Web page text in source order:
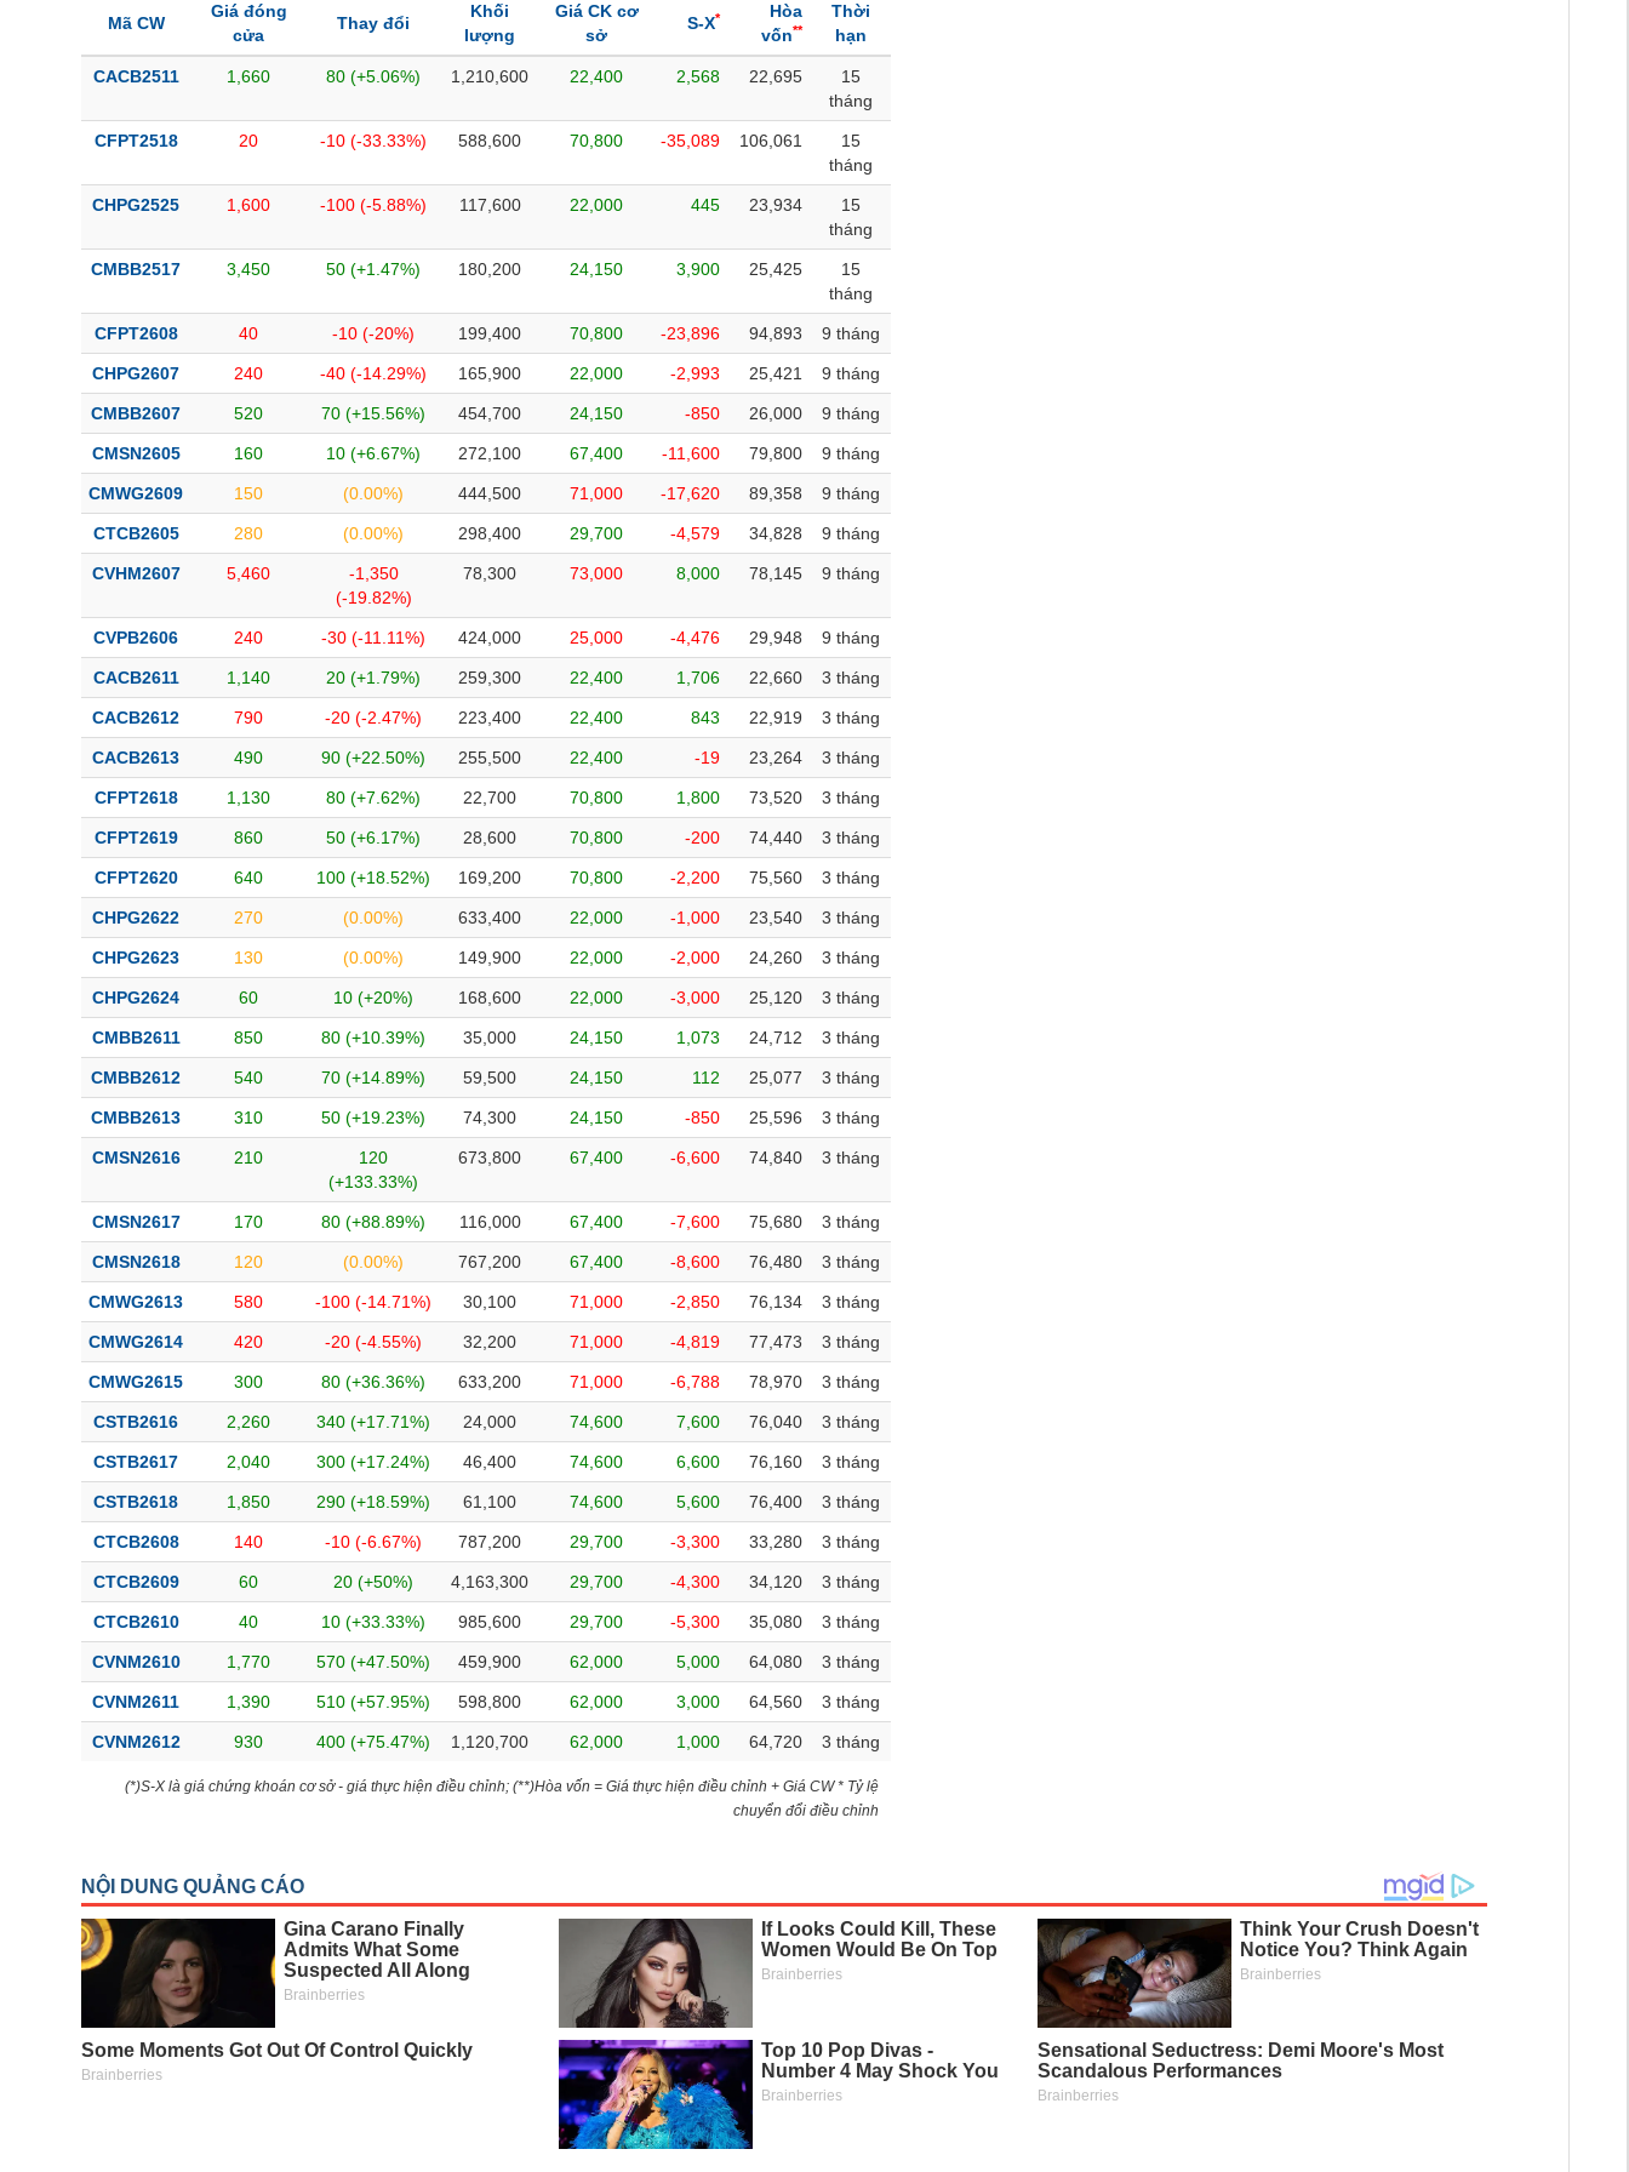
Mã CW
Giá đóng
cửa
Thay đổi
Khối
lượng
Giá CK cơ
sở
S-X*
Hòa
vốn**
Thời
hạn
CACB2511 1,660 80 (+5.06%) 1,210,600 22,400 2,568 22,695
15
tháng
CFPT2518 20 -10 (-33.33%) 588,600 70,800 -35,089 106,061
15
tháng
CHPG2525 1,600 -100 (-5.88%) 117,600 22,000 445 23,934
15
tháng
CMBB2517 3,450 50 (+1.47%) 180,200 24,150 3,900 25,425
15
tháng
CFPT2608 40 -10 (-20%) 199,400 70,800 -23,896 94,893 9 tháng
CHPG2607 240 -40 (-14.29%) 165,900 22,000 -2,993 25,421 9 tháng
CMBB2607 520 70 (+15.56%) 454,700 24,150 -850 26,000 9 tháng
CMSN2605 160 10 (+6.67%) 272,100 67,400 -11,600 79,800 9 tháng
CMWG2609 150 (0.00%) 444,500 71,000 -17,620 89,358 9 tháng
CTCB2605 280 (0.00%) 298,400 29,700 -4,579 34,828 9 tháng
CVHM2607 5,460
-1,350
(-19.82%)
78,300 73,000 8,000 78,145 9 tháng
CVPB2606 240 -30 (-11.11%) 424,000 25,000 -4,476 29,948 9 tháng
CACB2611 1,140 20 (+1.79%) 259,300 22,400 1,706 22,660 3 tháng
CACB2612 790 -20 (-2.47%) 223,400 22,400 843 22,919 3 tháng
CACB2613 490 90 (+22.50%) 255,500 22,400 -19 23,264 3 tháng
CFPT2618 1,130 80 (+7.62%) 22,700 70,800 1,800 73,520 3 tháng
CFPT2619 860 50 (+6.17%) 28,600 70,800 -200 74,440 3 tháng
CFPT2620 640 100 (+18.52%) 169,200 70,800 -2,200 75,560 3 tháng
CHPG2622 270 (0.00%) 633,400 22,000 -1,000 23,540 3 tháng
CHPG2623 130 (0.00%) 149,900 22,000 -2,000 24,260 3 tháng
CHPG2624 60 10 (+20%) 168,600 22,000 -3,000 25,120 3 tháng
CMBB2611 850 80 (+10.39%) 35,000 24,150 1,073 24,712 3 tháng
CMBB2612 540 70 (+14.89%) 59,500 24,150 112 25,077 3 tháng
CMBB2613 310 50 (+19.23%) 74,300 24,150 -850 25,596 3 tháng
CMSN2616 210
120
(+133.33%)
673,800 67,400 -6,600 74,840 3 tháng
CMSN2617 170 80 (+88.89%) 116,000 67,400 -7,600 75,680 3 tháng
CMSN2618 120 (0.00%) 767,200 67,400 -8,600 76,480 3 tháng
CMWG2613 580 -100 (-14.71%) 30,100 71,000 -2,850 76,134 3 tháng
CMWG2614 420 -20 (-4.55%) 32,200 71,000 -4,819 77,473 3 tháng
CMWG2615 300 80 (+36.36%) 633,200 71,000 -6,788 78,970 3 tháng
CSTB2616 2,260 340 (+17.71%) 24,000 74,600 7,600 76,040 3 tháng
CSTB2617 2,040 300 (+17.24%) 46,400 74,600 6,600 76,160 3 tháng
CSTB2618 1,850 290 (+18.59%) 61,100 74,600 5,600 76,400 3 tháng
CTCB2608 140 -10 (-6.67%) 787,200 29,700 -3,300 33,280 3 tháng
CTCB2609 60 20 (+50%) 4,163,300 29,700 -4,300 34,120 3 tháng
CTCB2610 40 10 (+33.33%) 985,600 29,700 -5,300 35,080 3 tháng
CVNM2610 1,770 570 (+47.50%) 459,900 62,000 5,000 64,080 3 tháng
CVNM2611 1,390 510 (+57.95%) 598,800 62,000 3,000 64,560 3 tháng
CVNM2612 930 400 (+75.47%) 1,120,700 62,000 1,000 64,720 3 tháng
(*)S-X là giá chứng khoán cơ sở - giá thực hiện điều chỉnh; (**)Hòa vốn = Giá thực hiện điều chỉnh + Giá CW * Tỷ lệ
chuyển đổi điều chỉnh